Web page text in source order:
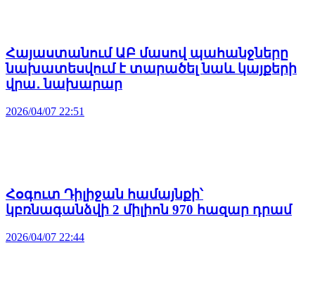
Հայաստանում ԱԲ մասով պահանջները
նախատեսվում է տարածել նաև կայքերի
վրա․ նախարար
2026/04/07 22:51
Հօգուտ Դիլիջան համայնքի՝
կբռնագանձվի 2 միլիոն 970 հազար դրամ
2026/04/07 22:44